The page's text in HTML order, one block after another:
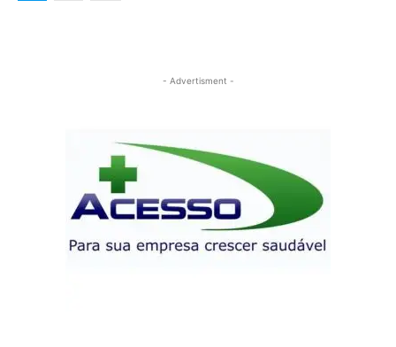
- Advertisment -